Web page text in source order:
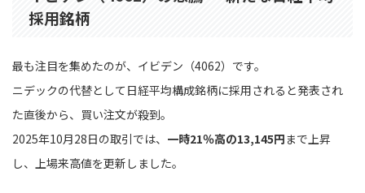
採用銘柄
最も注目を集めたのが、イビデン（4062）です。
ニデックの代替として日経平均構成銘柄に採用されると発表され
た直後から、買い注文が殺到。
2025年10月28日の取引では、 一時21％高の13,145円まで上昇
し、上場来高値を更新しました。